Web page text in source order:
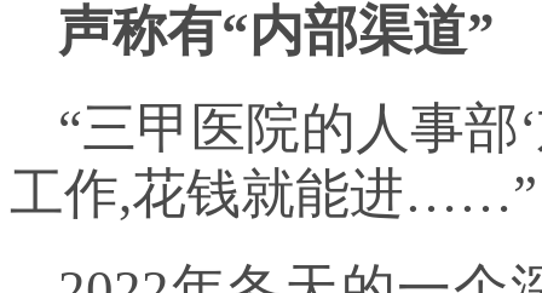
声称有“内部渠道”
“三甲医院的人事部
工作,花钱就能进……”